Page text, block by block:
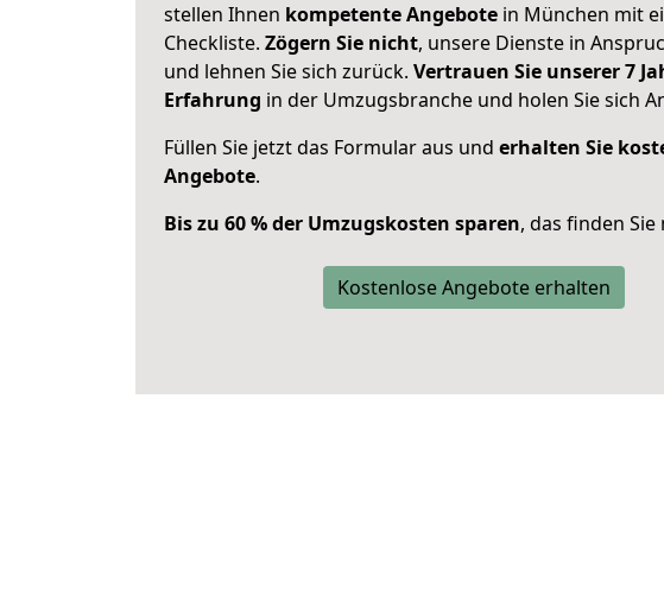
stellen Ihnen kompetente Angebote in München mit
Checkliste. Zögern Sie nicht, unsere Dienste in
und lehnen Sie sich zurück. Vertrauen Sie unserer 7
Erfahrung in der Umzugsbranche und holen Sie sich
Füllen Sie jetzt das Formular aus und erhalten Sie
Angebote.
Bis zu 60 % der Umzugskosten sparen, das finden
Kostenlose Angebote erhalten